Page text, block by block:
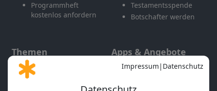
Programmheft
kostenlos anfordern
Testamentsspende
Botschafter werden
Themen
Gott und Bibel erklärt
Apps & Angebote
Mobile App